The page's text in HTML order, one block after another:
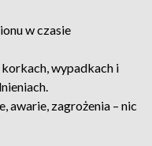
w czasie
wypadkach i
awarie, zagrożenia – nic